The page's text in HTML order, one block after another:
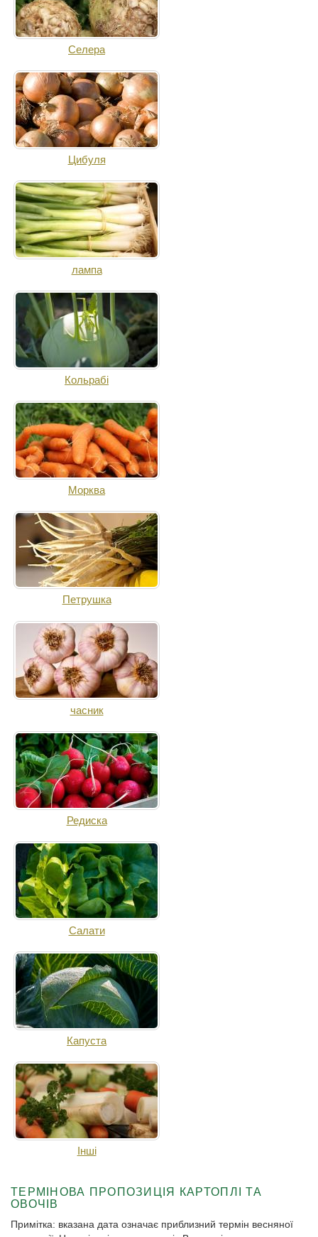
Селера
Цибуля
лампа
Кольрабі
Морква
Петрушка
часник
Редиска
Салати
Капуста
Іншi
ТЕРМІНОВА ПРОПОЗИЦІЯ КАРТОПЛІ ТА
ОВОЧІВ
Примітка: вказана дата означає приблизний термін весняної